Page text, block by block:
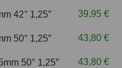
42° 1,25″ 39,95 €
50° 1,25″ 43,80 €
50° 1,25″ 43,80 €